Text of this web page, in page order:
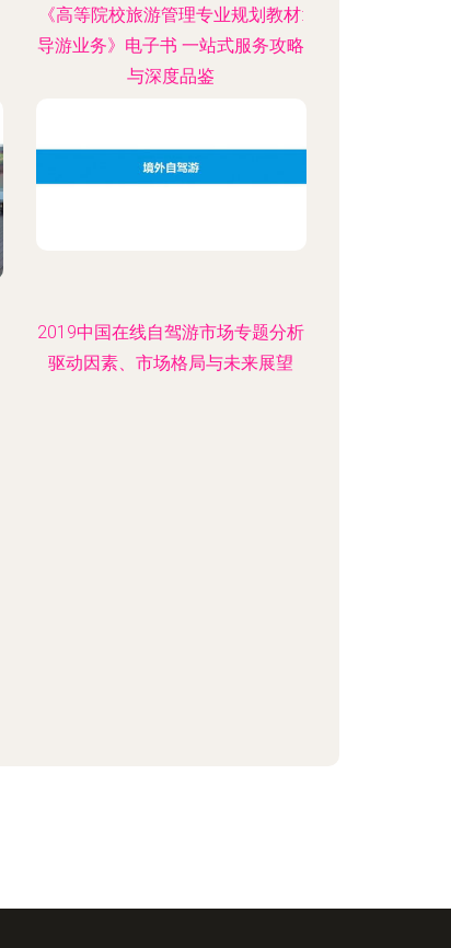
《高等院校旅游管理专业规划教材:
导游业务》电子书 一站式服务攻略
与深度品鉴
2019中国在线自驾游市场专题分析
驱动因素、市场格局与未来展望